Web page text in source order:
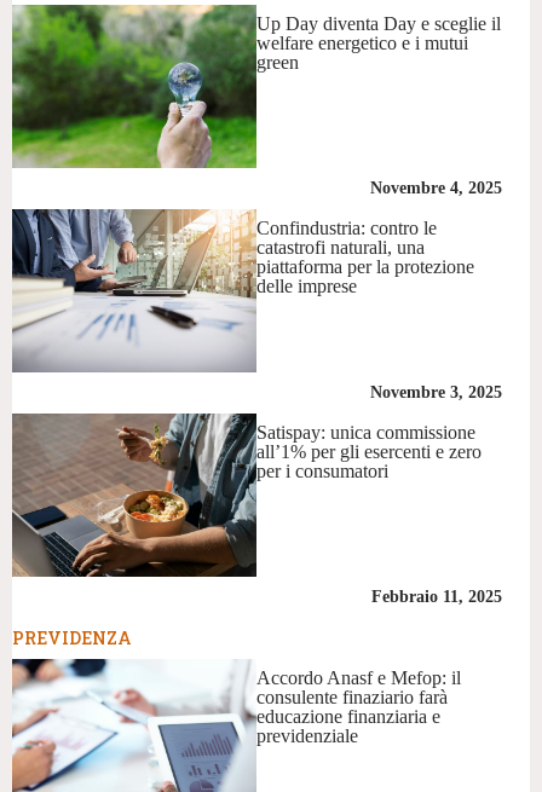
Up Day diventa Day e sceglie il
welfare energetico e i mutui
green
Novembre 4, 2025
Confindustria: contro le
catastrofi naturali, una
piattaforma per la protezione
delle imprese
Novembre 3, 2025
Satispay: unica commissione
all’1% per gli esercenti e zero
per i consumatori
Febbraio 11, 2025
PREVIDENZA
Accordo Anasf e Mefop: il
consulente finaziario farà
educazione finanziaria e
previdenziale